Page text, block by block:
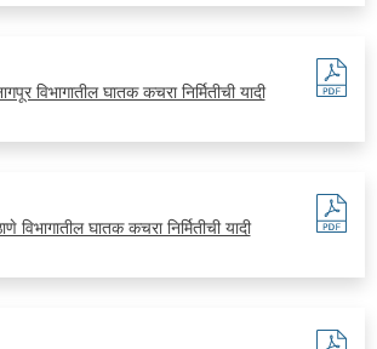
विभागातील घातक कचरा निर्मितीची यादी
विभागातील घातक कचरा निर्मितीची यादी